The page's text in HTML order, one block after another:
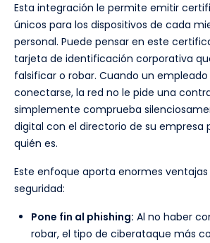
Esta integración le permite emitir
únicos para los dispositivos de cada
personal. Puede pensar en este
tarjeta de identificación corporativa
falsificar o robar. Cuando un
conectarse, la red no le pide una
simplemente comprueba
digital con el directorio de su empresa
quién es.
Este enfoque aporta enormes
seguridad:
Pone fin al phishing: Al no haber
robar, el tipo de ciberataque más